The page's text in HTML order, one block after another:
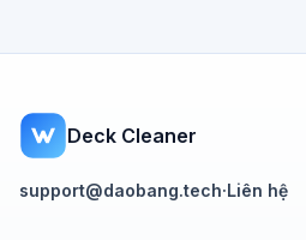
Deck Cleaner
support@daobang.tech·Liên hệ